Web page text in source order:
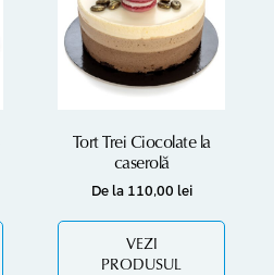
Tort Trei Ciocolate la
caserolă
De la 110,00 lei
VEZI
PRODUSUL